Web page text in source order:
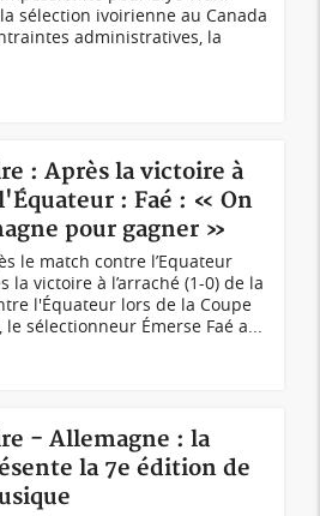
sélection ivoirienne au Canada
administratives, la
: Après la victoire à
: Faé : « On
pour gagner »
le match contre l’Equateur
la victoire à l’arraché (1-0) de la
l'Équateur lors de la Coupe
sélectionneur Émerse Faé a...
- Allemagne : la
la 7e édition de